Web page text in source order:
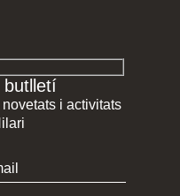
butlletí
i activitats